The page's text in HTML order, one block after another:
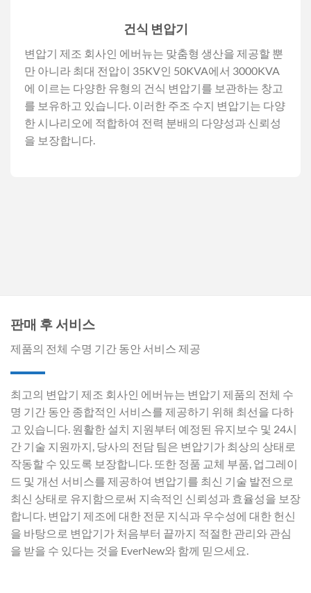
건식 변압기
변압기 제조 회사인 에버뉴는 맞춤형 생산을 제공할 뿐
만 아니라 최대 전압이 35KV인 50KVA에서 3000KVA
에 이르는 다양한 유형의 건식 변압기를 보관하는 창고
를 보유하고 있습니다. 이러한 주조 수지 변압기는 다양
한 시나리오에 적합하여 전력 분배의 다양성과 신뢰성
을 보장합니다.
판매 후 서비스
제품의 전체 수명 기간 동안 서비스 제공
최고의 변압기 제조 회사인 에버뉴는 변압기 제품의 전체 수
명 기간 동안 종합적인 서비스를 제공하기 위해 최선을 다하
고 있습니다. 원활한 설치 지원부터 예정된 유지보수 및 24시
간 기술 지원까지, 당사의 전담 팀은 변압기가 최상의 상태로
작동할 수 있도록 보장합니다. 또한 정품 교체 부품, 업그레이
드 및 개선 서비스를 제공하여 변압기를 최신 기술 발전으로
최신 상태로 유지함으로써 지속적인 신뢰성과 효율성을 보장
합니다. 변압기 제조에 대한 전문 지식과 우수성에 대한 헌신
을 바탕으로 변압기가 처음부터 끝까지 적절한 관리와 관심
을 받을 수 있다는 것을 EverNew와 함께 믿으세요.